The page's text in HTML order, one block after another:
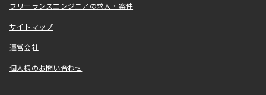
フリーランスエンジニアの求人・案件
サイトマップ
運営会社
個人様のお問い合わせ